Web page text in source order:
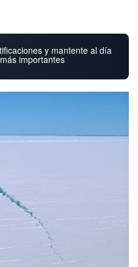
y mantente al día
importantes